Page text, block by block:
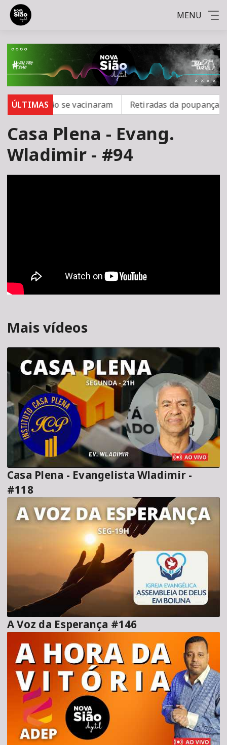
MENU
ÚLTIMAS
16 não se vacinaram Retiradas da poupança
Casa Plena - Evang.
Wladimir - #94
Mais vídeos
Casa Plena - Evangelista Wladimir -
#118
A Voz da Esperança #146